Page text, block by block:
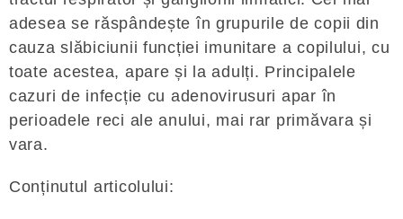
adesea se răspândește în grupurile de copii din
cauza slăbiciunii funcției imunitare a copilului, cu
toate acestea, apare și la adulți. Principalele
cazuri de infecție cu adenovirusuri apar în
perioadele reci ale anului, mai rar primăvara și
vara.
Conținutul articolului: